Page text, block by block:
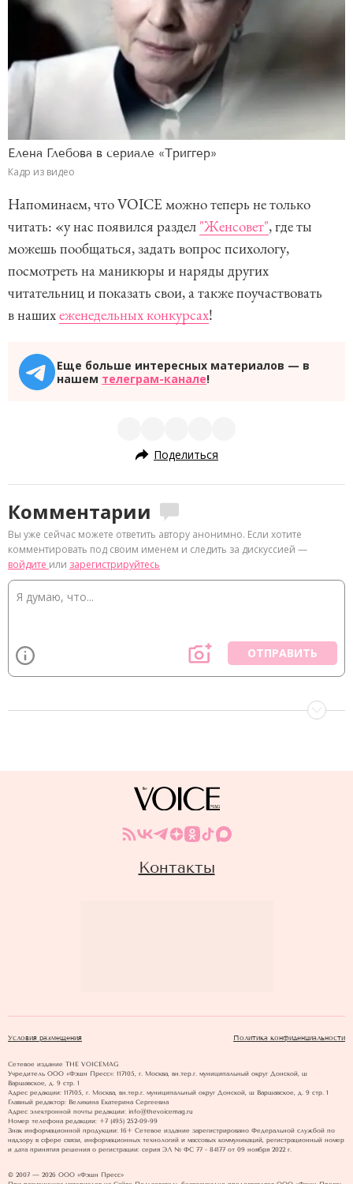
Елена Глебова в сериале «Триггер»
Кадр из видео
Напоминаем, что VOICE можно теперь не только
читать: «у нас появился раздел "Женсовет", где ты
можешь пообщаться, задать вопрос психологу,
посмотреть на маникюры и наряды других
читательниц и показать свои, а также поучаствовать
в нашихеженедельных конкурсах!
Еще больше интересных материалов — в
нашем телеграм-канале!
Поделиться
Комментарии
Вы уже сейчас можете ответить автору анонимно. Если хотите
комментировать под своим именем и следить за дискуссией —
войдите или зарегистрируйтесь
ОТПРАВИТЬ
Контакты
Условия размещения Политика конфиденциальности
Сетевое издание THE VOICEMAG
Учредитель ООО «Фэшн Пресс»: 117105, г. Москва, вн.тер.г. муниципальный округ Донской, ш
Варшавское, д. 9 стр. 1
Адрес редакции: 117105, г. Москва, вн.тер.г. муниципальный округ Донской, ш Варшавское, д. 9 стр. 1
Главный редактор: Великина Екатерина Сергеевна
Адрес электронной почты редакции: info@thevoicemag.ru
Номер телефона редакции: +7 (495) 252-09-99
Знак информационной продукции: 16+ Cетевое издание зарегистрировано Федеральной службой по
надзору в сфере связи, информационных технологий и массовых коммуникаций, регистрационный номер
и дата принятия решения о регистрации: серия ЭЛ № ФС 77 - 84177 от 09 ноября 2022 г.
© 2007 — 2026 ООО «Фэшн Пресс»